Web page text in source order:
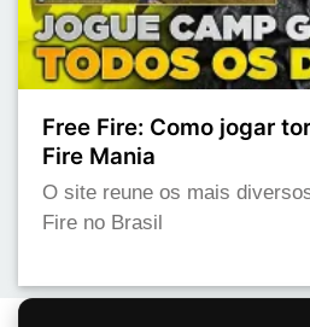
Free Fire: Como jogar
Fire Mania
O site reune os mais
Fire no Brasil